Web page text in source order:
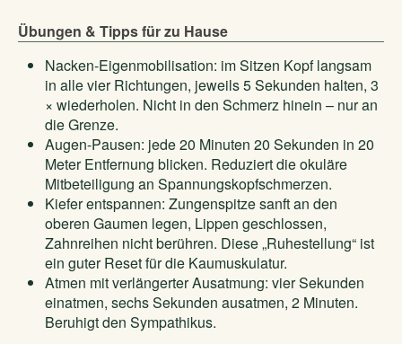
Übungen & Tipps für zu Hause
Nacken-Eigenmobilisation: im Sitzen Kopf langsam
in alle vier Richtungen, jeweils 5 Sekunden halten, 3
× wiederholen. Nicht in den Schmerz hinein – nur an
die Grenze.
Augen-Pausen: jede 20 Minuten 20 Sekunden in 20
Meter Entfernung blicken. Reduziert die okuläre
Mitbeteiligung an Spannungskopfschmerzen.
Kiefer entspannen: Zungenspitze sanft an den
oberen Gaumen legen, Lippen geschlossen,
Zahnreihen nicht berühren. Diese „Ruhestellung“ ist
ein guter Reset für die Kaumuskulatur.
Atmen mit verlängerter Ausatmung: vier Sekunden
einatmen, sechs Sekunden ausatmen, 2 Minuten.
Beruhigt den Sympathikus.